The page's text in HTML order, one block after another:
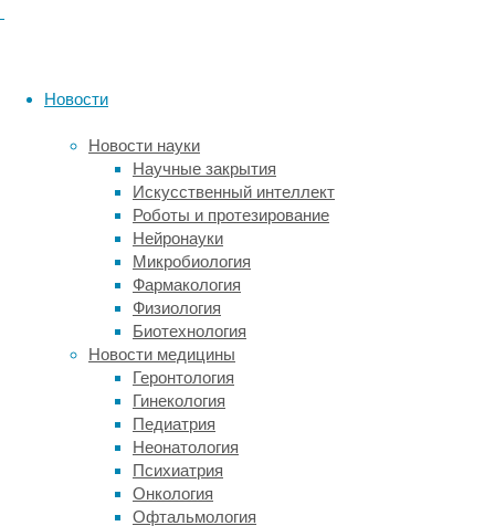
Новости
Новости науки
Научные закрытия
Искусственный интеллект
Роботы и протезирование
Нейронауки
Микробиология
Фармакология
Физиология
Биотехнология
Новости медицины
Геронтология
Гинекология
Педиатрия
Неонатология
Психиатрия
Онкология
Офтальмология
отличать
детенышей
или
помогать
тем,
кому
самом
деле
требуется
помощь.
Результаты
опубликованы
International
Journal